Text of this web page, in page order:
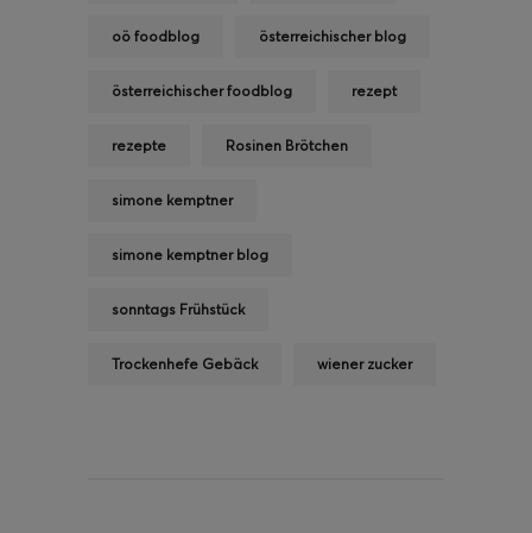
oö foodblog österreichischer blog
österreichischer foodblog rezept
rezepte Rosinen Brötchen
simone kemptner
simone kemptner blog
sonntags Frühstück
Trockenhefe Gebäck wiener zucker